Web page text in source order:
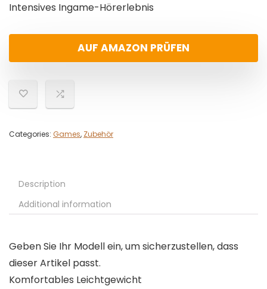
Intensives Ingame-Hörerlebnis
AUF AMAZON PRÜFEN
Categories: Games, Zubehör
Description
Additional information
Geben Sie Ihr Modell ein, um sicherzustellen, dass
dieser Artikel passt.
Komfortables Leichtgewicht